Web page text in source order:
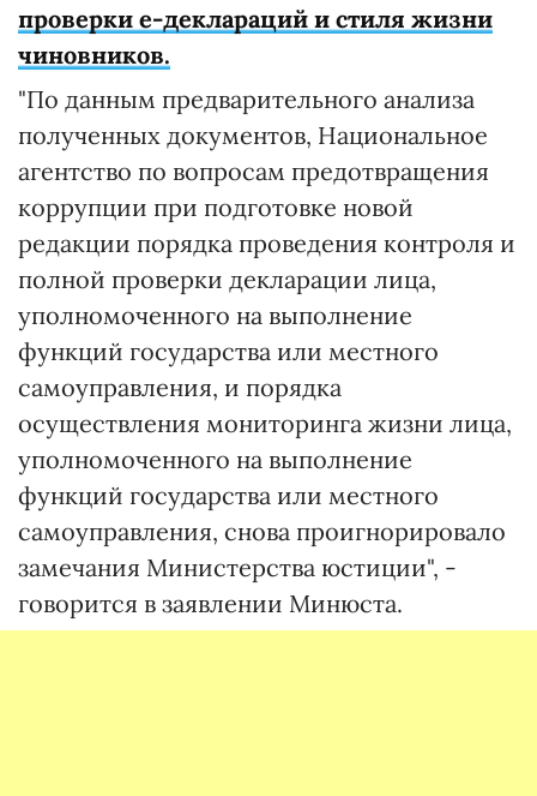
проверки е-деклараций и стиля жизни
чиновников.
"По данным предварительного анализа
полученных документов, Национальное
агентство по вопросам предотвращения
коррупции при подготовке новой
редакции порядка проведения контроля и
полной проверки декларации лица,
уполномоченного на выполнение
функций государства или местного
самоуправления, и порядка
осуществления мониторинга жизни лица,
уполномоченного на выполнение
функций государства или местного
самоуправления, снова проигнорировало
замечания Министерства юстиции", -
говорится в заявлении Минюста.